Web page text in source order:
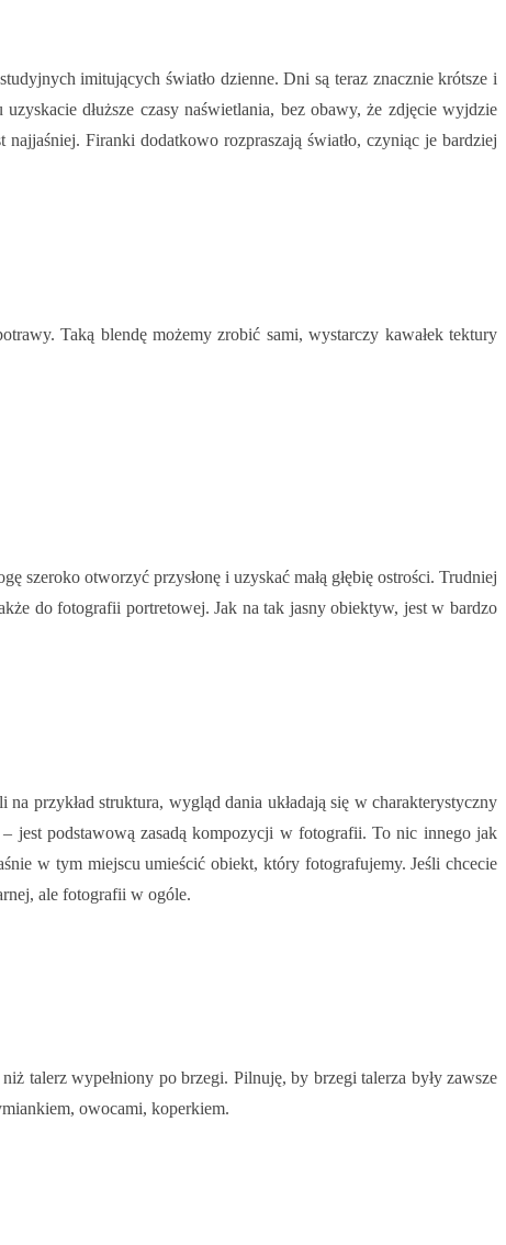
imitujących światło dzienne. Dni są teraz znacznie krótsze i
dłuższe czasy naświetlania, bez obawy, że zdjęcie wyjdzie
Firanki dodatkowo rozpraszają światło, czyniąc je bardziej
Taką blendę możemy zrobić sami, wystarczy kawałek tektury
szeroko otworzyć przysłonę i uzyskać małą głębię ostrości. Trudniej
do fotografii portretowej. Jak na tak jasny obiektyw, jest w bardzo
przykład struktura, wygląd dania układają się w charakterystyczny
jest podstawową zasadą kompozycji w fotografii. To nic innego jak
w tym miejscu umieścić obiekt, który fotografujemy. Jeśli chcecie
ale fotografii w ogóle.
talerz wypełniony po brzegi. Pilnuję, by brzegi talerza były zawsze
owocami, koperkiem.